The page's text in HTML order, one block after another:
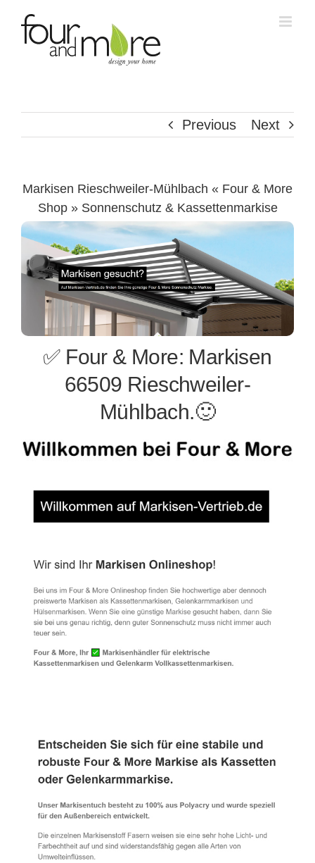
Previous Next
Markisen Rieschweiler-Mühlbach « Four & More
Shop » Sonnenschutz & Kassettenmarkise
✅ Four & More: Markisen
66509 Rieschweiler-
Mühlbach.🙂